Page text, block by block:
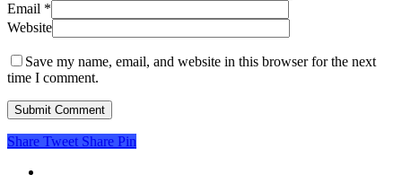
Email *
Website
Save my name, email, and website in this browser for the next
time I comment.
Share Tweet Share Pin